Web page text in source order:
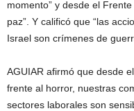
momento” y desde el
paz”. Y calificó que “las
Israel son crímenes de
AGUIAR afirmó que desde
frente al horror, nuestras
sectores laborales son